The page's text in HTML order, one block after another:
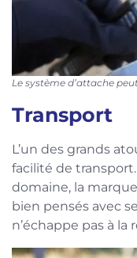
Le système d’attache
Transport
L’un des grands
facilité de
domaine, la
bien pensés avec
n’échappe pas à la